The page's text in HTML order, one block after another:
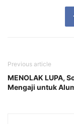
Previous article
MENOLAK LUPA,
Mengaji untuk